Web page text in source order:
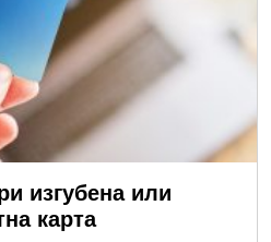
изгубена или
карта